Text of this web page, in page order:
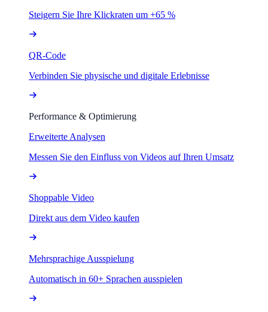
Steigern Sie Ihre Klickraten um +65 %
QR-Code
Verbinden Sie physische und digitale Erlebnisse
Performance & Optimierung
Erweiterte Analysen
Messen Sie den Einfluss von Videos auf Ihren Umsatz
Shoppable Video
Direkt aus dem Video kaufen
Mehrsprachige Ausspielung
Automatisch in 60+ Sprachen ausspielen